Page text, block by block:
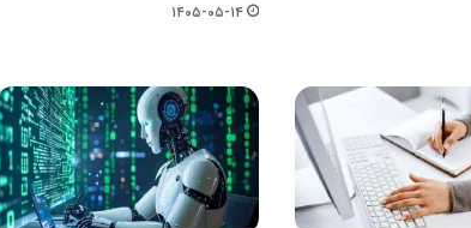
۱۴۰۵-۰۵-۱۴